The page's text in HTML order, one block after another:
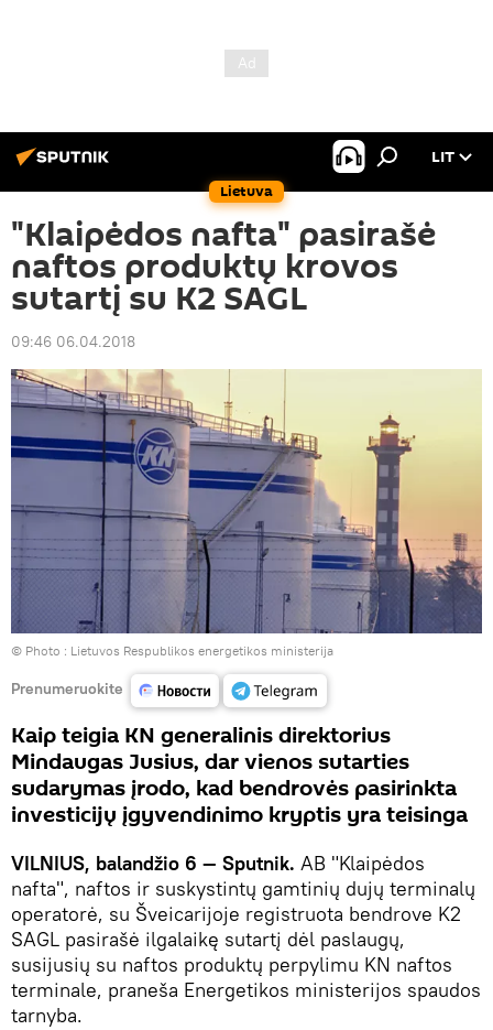
Lietuva
LIT
"Klaipėdos nafta" pasirašė
naftos produktų krovos
sutartį su K2 SAGL
09:46 06.04.2018
© Photo : Lietuvos Respublikos energetikos ministerija
Prenumeruokite
Kaip teigia KN generalinis direktorius
Mindaugas Jusius, dar vienos sutarties
sudarymas įrodo, kad bendrovės pasirinkta
investicijų įgyvendinimo kryptis yra teisinga
VILNIUS, balandžio 6 — Sputnik. AB "Klaipėdos
nafta", naftos ir suskystintų gamtinių dujų terminalų
operatorė, su Šveicarijoje registruota bendrove K2
SAGL pasirašė ilgalaikę sutartį dėl paslaugų,
susijusių su naftos produktų perpylimu KN naftos
terminale, praneša Energetikos ministerijos spaudos
tarnyba.